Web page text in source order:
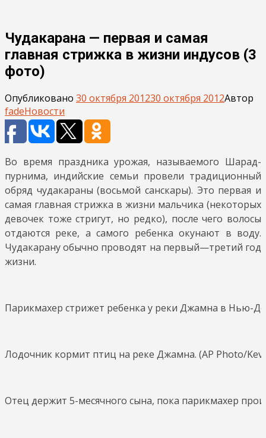
Чудакарана — первая и самая
главная стрижка в жизни индусов (3
фото)
Опубликовано 30 октября 201230 октября 2012Автор
fadeНовости
Во время праздника урожая, называемого Шарад-
пурнима, индийские семьи провели традиционный
обряд чудакараны (восьмой санскары). Это первая и
самая главная стрижка в жизни мальчика (некоторых
девочек тоже стригут, но редко), после чего волосы
отдаются реке, а самого ребенка окунают в воду.
Чудакарану обычно проводят на первый—третий год
жизни.
Парикмахер стрижет ребенка у реки Джамна в Нью-
Лодочник кормит птиц на реке Джамна. (AP Photo/
Отец держит 5-месячного сына, пока парикмахер